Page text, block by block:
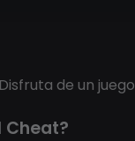
Disfruta de un
Cheat?